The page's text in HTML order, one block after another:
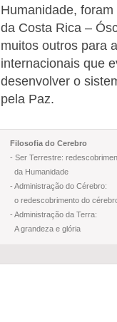
Humanidade,
da Costa Rica –
muitos outros para
internacionais que
desenvolver o
pela Paz.
Filosofia do Cerebro
- Ser Terrestre:
da Humanidade
- Administração do Cérebro:
o redescobrimento do
- Administração da Terra:
A grandeza e glória